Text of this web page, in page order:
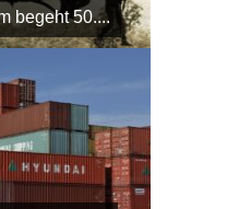
begeht 50....